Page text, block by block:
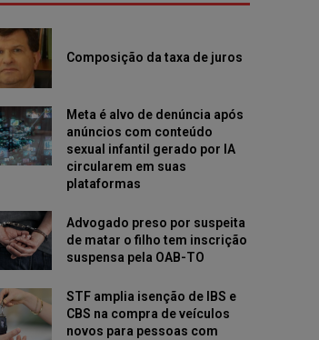
Composição da taxa de juros
Meta é alvo de denúncia após
anúncios com conteúdo
sexual infantil gerado por IA
circularem em suas
plataformas
Advogado preso por suspeita
de matar o filho tem inscrição
suspensa pela OAB-TO
STF amplia isenção de IBS e
CBS na compra de veículos
novos para pessoas com